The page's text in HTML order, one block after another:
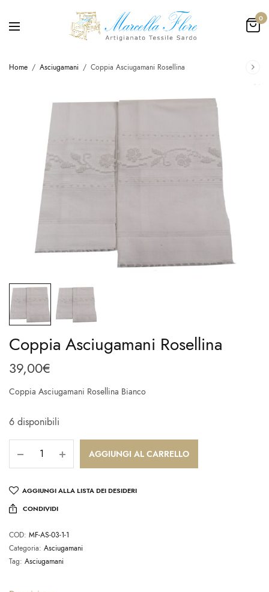
0
Home / Asciugamani / Coppia Asciugamani Rosellina
Coppia Asciugamani Rosellina
39,00€
Coppia Asciugamani Rosellina Bianco
6 disponibili
AGGIUNGI AL CARRELLO
AGGIUNGI ALLA LISTA DEI DESIDERI
CONDIVIDI
COD: MF-AS-03-1-1
Categoria: Asciugamani
Tag: Asciugamani